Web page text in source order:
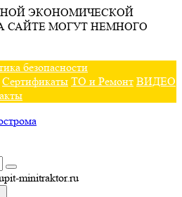
ЭКОНОМИЧЕСКОЙ
САЙТЕ МОГУТ НЕМНОГО
безопасности
Сертификаты ТО и Ремонт ВИДЕО
minitraktor.ru